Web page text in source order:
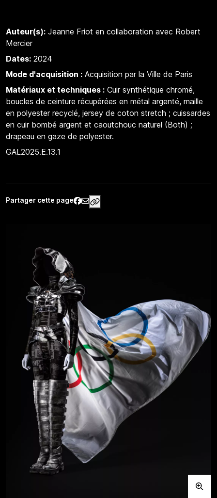
Auteur(s): Jeanne Friot en collaboration avec Robert
Mercier
Dates: 2024
Mode d'acquisition : Acquisition par la Ville de Paris
Matériaux et techniques : Cuir synthétique chromé,
boucles de ceinture récupérées en métal argenté, maille
en polyester recyclé, jersey de coton stretch ; cuissardes
en cuir bombé argent et caoutchouc naturel (Both) ;
drapeau en gaze de polyester.
GAL2025.E.13.1
Partager cette page https://